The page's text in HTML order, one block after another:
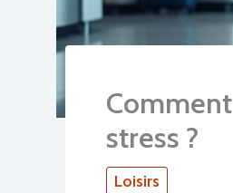
stress ?
Loisirs